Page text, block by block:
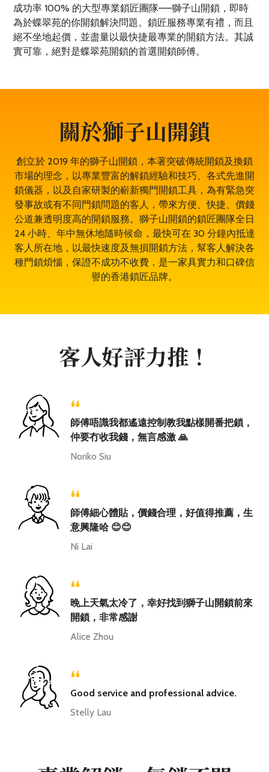
成功率 100% 的大型專業鎖匠團隊——獅子山開鎖，即時
為於蝶翠苑的你開鎖解決問題。鎖匠服務專業有禮，而且
絕不坐地起價，並盡量以最快捷最專業的開鎖方法。其誠
實可靠，絕對是蝶翠苑開鎖的首選開鎖師傅。
關於獅子山開鎖
創立於 2019 年的獅子山開鎖，本著突破傳統開鎖及換鎖
市場的理念，以專業豐富的解鎖經驗和技巧、各式先進開
鎖儀器，以及自家研製的嶄新獨門開鎖工具，為有緊急突
發事故或有不同門鎖問題的客人，帶來方便、快捷、價錢
公道兼透明度高的開鎖服務。獅子山開鎖的鎖匠團隊全日
24 小時、年中無休地隨時候命，最快可在 30 分鐘內抵達
客人所在地，以最快速度及無損開鎖方法，幫客人解決各
種門鎖煩惱，保證不成功不收費，是一家具實力和口碑信
譽的香港鎖匠品牌。
客人好評力推！
“
師傅唔識我都遙遠控制教我點樣開番把鎖，
仲要冇收我錢，無言感激 🙏
Noriko Siu
“
師傅細心體貼，價錢合理，好值得推薦，生
意興隆哈 😊😊
Ni Lai
“
晚上天氣太冷了，幸好找到獅子山開鎖前來
開鎖，非常感謝
Alice Zhou
“
Good service and professional advice.
Stelly Lau